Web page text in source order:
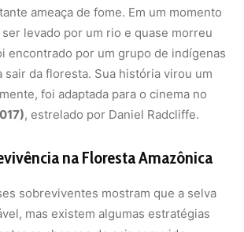
ameaça de fome. Em um momento
levado por um rio e quase morreu
encontrado por um grupo de indígenas
sair da floresta. Sua história virou um
foi adaptada para o cinema no
, estrelado por Daniel Radcliffe.
na Floresta Amazônica
sobreviventes mostram que a selva
mas existem algumas estratégias